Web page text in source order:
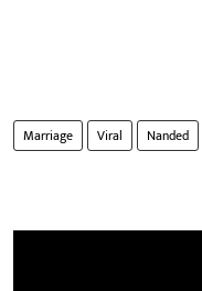
Marriage Viral Nanded